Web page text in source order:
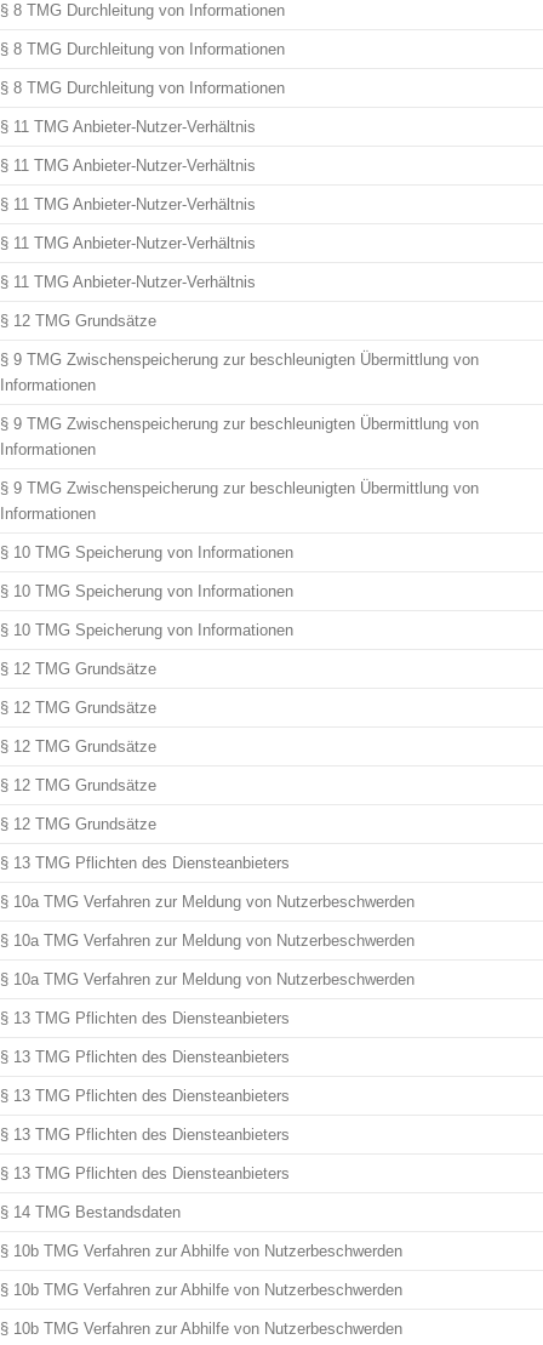
§ 8 TMG Durchleitung von Informationen
§ 8 TMG Durchleitung von Informationen
§ 8 TMG Durchleitung von Informationen
§ 11 TMG Anbieter-Nutzer-Verhältnis
§ 11 TMG Anbieter-Nutzer-Verhältnis
§ 11 TMG Anbieter-Nutzer-Verhältnis
§ 11 TMG Anbieter-Nutzer-Verhältnis
§ 11 TMG Anbieter-Nutzer-Verhältnis
§ 12 TMG Grundsätze
§ 9 TMG Zwischenspeicherung zur beschleunigten Übermittlung von
Informationen
§ 9 TMG Zwischenspeicherung zur beschleunigten Übermittlung von
Informationen
§ 9 TMG Zwischenspeicherung zur beschleunigten Übermittlung von
Informationen
§ 10 TMG Speicherung von Informationen
§ 10 TMG Speicherung von Informationen
§ 10 TMG Speicherung von Informationen
§ 12 TMG Grundsätze
§ 12 TMG Grundsätze
§ 12 TMG Grundsätze
§ 12 TMG Grundsätze
§ 12 TMG Grundsätze
§ 13 TMG Pflichten des Diensteanbieters
§ 10a TMG Verfahren zur Meldung von Nutzerbeschwerden
§ 10a TMG Verfahren zur Meldung von Nutzerbeschwerden
§ 10a TMG Verfahren zur Meldung von Nutzerbeschwerden
§ 13 TMG Pflichten des Diensteanbieters
§ 13 TMG Pflichten des Diensteanbieters
§ 13 TMG Pflichten des Diensteanbieters
§ 13 TMG Pflichten des Diensteanbieters
§ 13 TMG Pflichten des Diensteanbieters
§ 14 TMG Bestandsdaten
§ 10b TMG Verfahren zur Abhilfe von Nutzerbeschwerden
§ 10b TMG Verfahren zur Abhilfe von Nutzerbeschwerden
§ 10b TMG Verfahren zur Abhilfe von Nutzerbeschwerden